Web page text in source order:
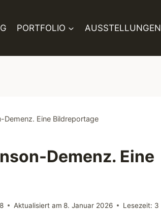
PORTFOLIO AUSSTELLUNGEN
Demenz. Eine Bildreportage
Demenz. Eine
Aktualisiert am 8. Januar 2026 Lesezeit: 3